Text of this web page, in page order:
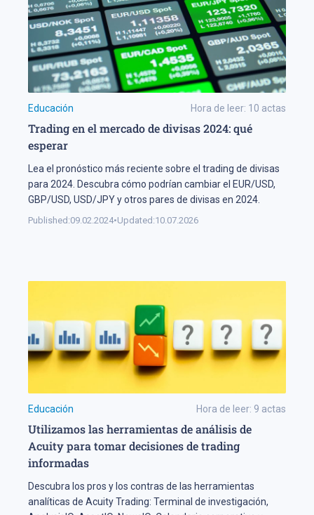
Educación Hora de leer: 10 actas
Trading en el mercado de divisas 2024: qué
esperar
Lea el pronóstico más reciente sobre el trading de divisas
para 2024. Descubra cómo podrían cambiar el EUR/USD,
GBP/USD, USD/JPY y otros pares de divisas en 2024.
Published:09.02.2024•Updated:10.07.2026
Educación Hora de leer: 9 actas
Utilizamos las herramientas de análisis de
Acuity para tomar decisiones de trading
informadas
Descubra los pros y los contras de las herramientas
analíticas de Acuity Trading: Terminal de investigación,